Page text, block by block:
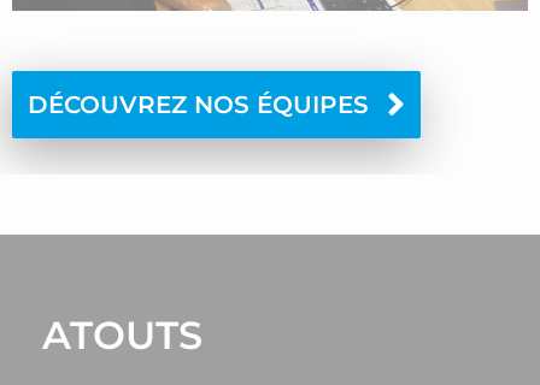
DÉCOUVREZ NOS ÉQUIPES
ATOUTS